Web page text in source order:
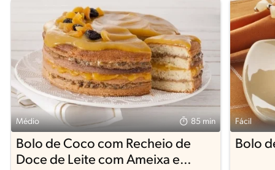
Médio 85 min
Bolo de Coco com Recheio de
Doce de Leite com Ameixa e
Fácil
Bolo